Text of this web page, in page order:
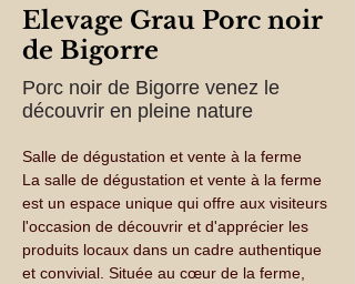
Elevage Grau Porc noir
de Bigorre
Porc noir de Bigorre venez le
découvrir en pleine nature
Salle de dégustation et vente à la ferme
La salle de dégustation et vente à la ferme
est un espace unique qui offre aux visiteurs
l'occasion de découvrir et d'apprécier les
produits locaux dans un cadre authentique
et convivial. Située au cœur de la ferme,